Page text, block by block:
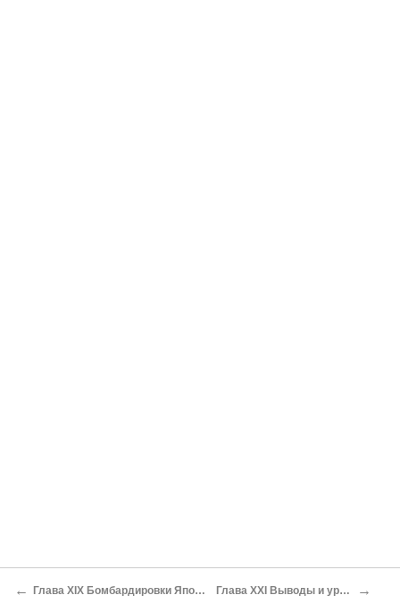
← Глава XIX Бомбардировки Японии Глава XXI Выводы и уроки →